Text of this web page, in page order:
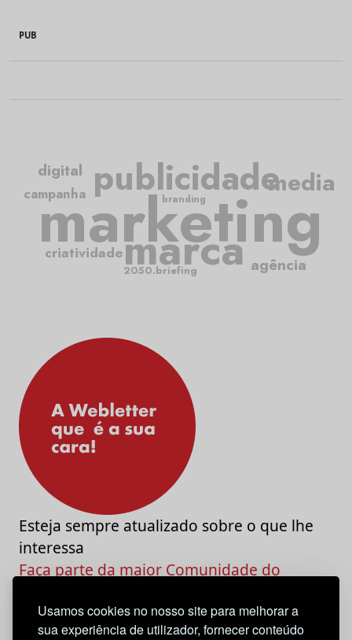
Usamos cookies no nosso site para melhorar a
sua experiência de utilizador, fornecer conteúdo
PUB
marketing
publicidade
marca
criatividade
campanha media
agência
digital
2050.briefing
branding
Esteja sempre atualizado sobre o que lhe
interessa
Faça parte da maior Comunidade do